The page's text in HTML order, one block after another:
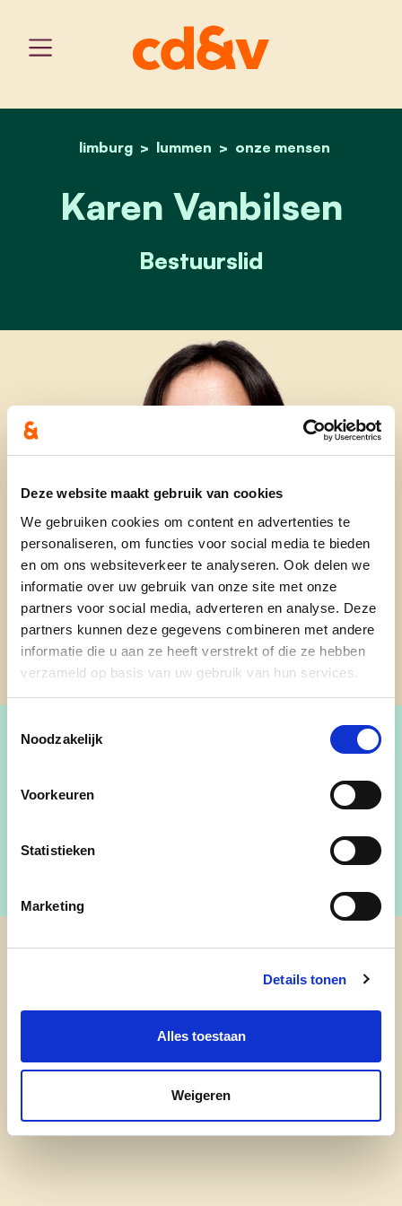
Deze website maakt gebruik van cookies
We gebruiken cookies om content en advertenties te
personaliseren, om functies voor social media te bieden
en om ons websiteverkeer te analyseren. Ook delen we
informatie over uw gebruik van onze site met onze
partners voor social media, adverteren en analyse. Deze
partners kunnen deze gegevens combineren met andere
informatie die u aan ze heeft verstrekt of die ze hebben
verzameld op basis van uw gebruik van hun services.
Noodzakelijk
Voorkeuren
Statistieken
Marketing
Details tonen
Alles toestaan
Weigeren
home
limburg lummen onze mensen
karen vanbilsen
Karen Vanbilsen
Bestuurslid
Bestuurslid